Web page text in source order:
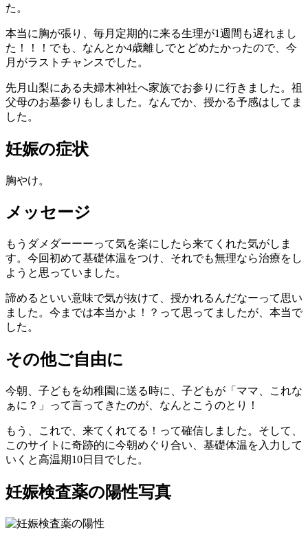
た。
本当に胸が張り、毎月定期的に来る生理が1週間も遅れまし
た！！！でも、なんとか4歳離しでとどめたかったので、今
月がラストチャンスでした。
先月山梨にある夫婦木神社へ家族でお参りに行きました。祖
父母のお墓参りもしました。なんでか、授かる予感はしてま
した。
妊娠の症状
胸やけ。
メッセージ
もうダメダーーーって気を楽にしたら来てくれた気がしま
す。今回初めて基礎体温をつけ、それでも無理なら治療をし
ようと思っていました。
諦めるといい意味で気が抜けて、授かれるんだなーって思い
ました。今までは本当かよ！？って思ってましたが、本当で
した。
その他ご自由に
今朝、子どもを幼稚園に送る時に、子どもが「ママ、これな
ぁに？」って言ってきたのが、なんとこうのとり！
もう、これで、来てくれてる！って確信しました。そして、
このサイトに奇跡的に今朝めぐり合い、基礎体温を入力して
いくと高温期10日目でした。
妊娠検査薬の陽性写真